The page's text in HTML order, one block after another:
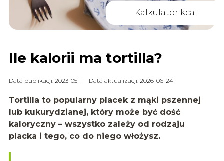
Kalkulator kcal
Ile kalorii ma tortilla?
Data publikacji: 2023-05-11 Data aktualizacji: 2026-06-24
Tortilla to popularny placek z mąki pszennej
lub kukurydzianej, który może być dość
kaloryczny – wszystko zależy od rodzaju
placka i tego, co do niego włożysz.